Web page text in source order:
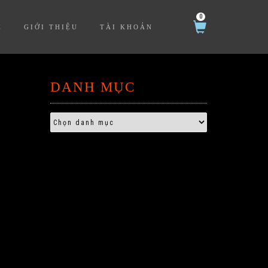
GIỚI THIỆU TÀI KHOẢN
0
DANH MỤC